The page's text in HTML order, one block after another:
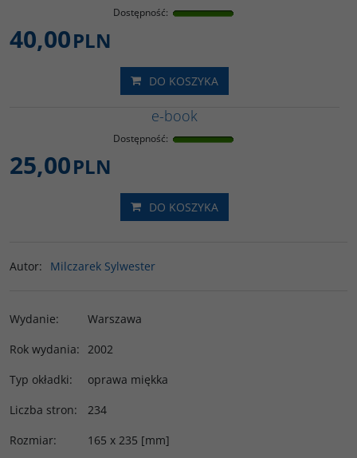
Dostępność:
40,00PLN
DO KOSZYKA
e-book
Dostępność:
25,00PLN
DO KOSZYKA
Autor: Milczarek Sylwester
Wydanie:
Warszawa
Rok wydania: 2002
Typ okładki:
oprawa miękka
Liczba stron:
234
Rozmiar:
165 x 235 [mm]